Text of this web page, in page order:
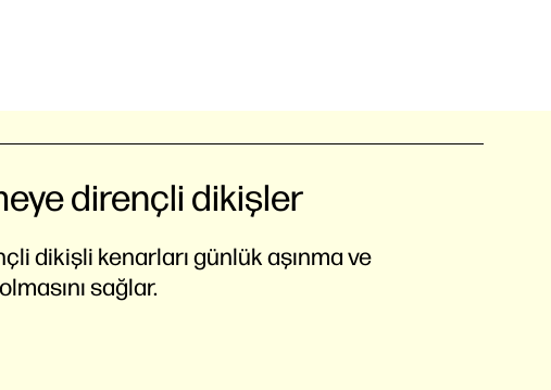
dirençli dikişler
dikişli kenarları günlük aşınma ve
sağlar.